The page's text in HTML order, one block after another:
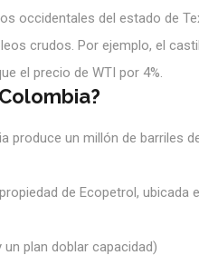
occidentales del estado de
crudos. Por ejemplo, el
el precio de WTI por 4%.
produce un millón de barriles
de Ecopetrol,
plan doblar capacidad)